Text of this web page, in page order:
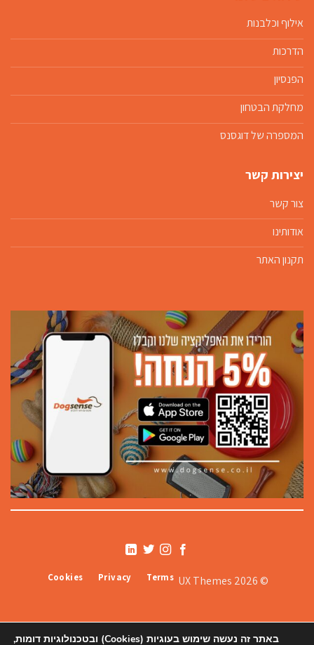
אילוף וכלבנות
הדרכות
הפנסיון
מחלקת הבטחון
המספרה של דוגסנס
יצירות קשר
צור קשר
אודותינו
תקנון האתר
© 2026 UX Themes
Terms
Privacy
Cookies
באתר זה נעשה שימוש בעוגיות (Cookies) ובטכנולוגיות דומות,